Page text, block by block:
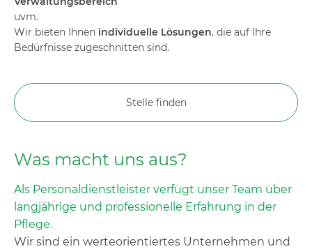
uvm.
Wir bieten Ihnen individuelle Lösungen, die auf Ihre
Bedürfnisse zugeschnitten sind.
Stelle finden
Was macht uns aus?
Als Personaldienstleister verfügt unser Team über
langjährige und professionelle Erfahrung in der
Pflege.
Wir sind ein werteorientiertes Unternehmen und